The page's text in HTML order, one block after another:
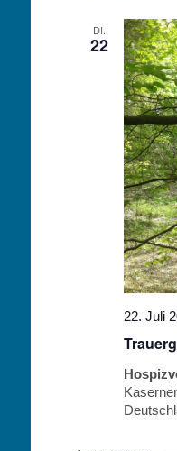
DI.
22
22. Juli